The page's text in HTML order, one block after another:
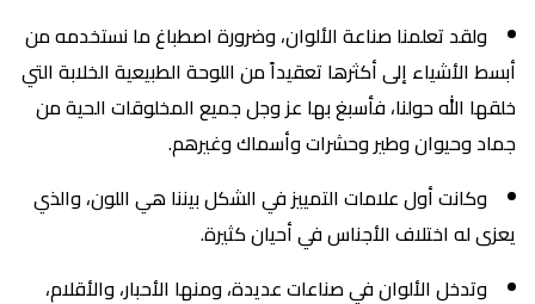
ولقد تعلمنا صناعة الألوان، وضرورة اصطباغ ما نستخدمه من
أبسط الأشياء إلى أكثرها تعقيداً من اللوحة الطبيعية الخلابة التي
خلقها الله حولنا، فأسبغ بها عز وجل جميع المخلوقات الحية من
جماد وحيوان وطير وحشرات وأسماك وغيرهم.
وكانت أول علامات التمييز في الشكل بيننا هي اللون، والذي
يعزى له اختلاف الأجناس في أحيان كثيرة.
وتدخل الألوان في صناعات عديدة، ومنها الأحبار، والأقلام،